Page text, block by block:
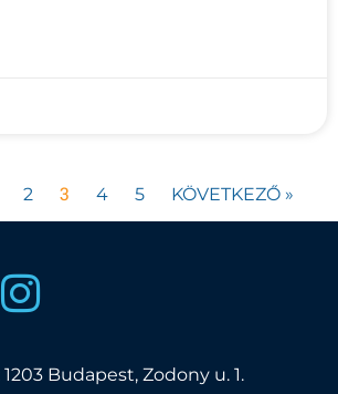
2 3 4 5 KÖVETKEZŐ »
1203 Budapest, Zodony u. 1.